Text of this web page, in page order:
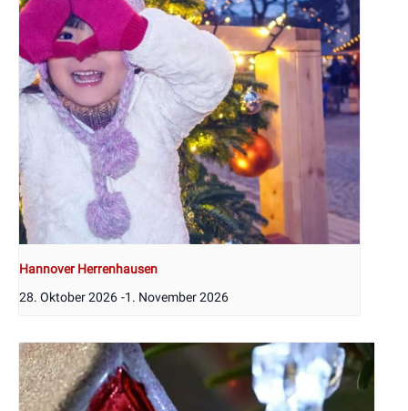
Hannover Herrenhausen
28. Oktober 2026 -1. November 2026